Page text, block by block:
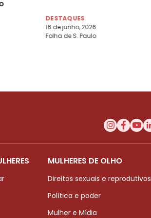
DESTAQUES
16 de junho, 2026
Folha de S. Paulo
MULHERES DE OLHO
Direitos sexuais e reprodutivos
Política e poder
Mulher e Mídia